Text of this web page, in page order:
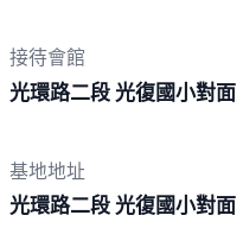
接待會館
光環路二段 光復國小對面
基地地址
光環路二段 光復國小對面